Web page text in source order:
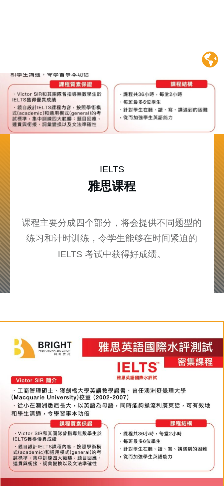
IELTS 雅思課程
IELTS
雅思课程
课程主要分成四个部分，将会提供不同题型的
练习和计时训练，令学生能够在时间紧迫的
IELTS 考试中获得好成绩。